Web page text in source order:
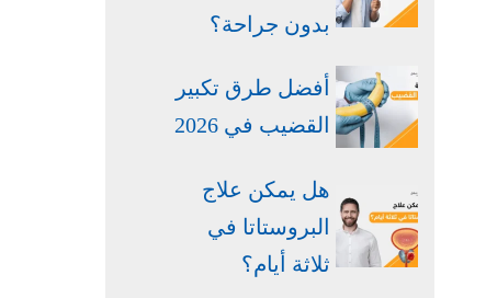
بدون جراحة​؟
أفضل طرق تكبير
القضيب في 2026
هل يمكن علاج
البروستاتا في
ثلاثة أيام؟